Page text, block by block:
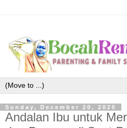
Sunday, December 20, 2020
Andalan Ibu untuk